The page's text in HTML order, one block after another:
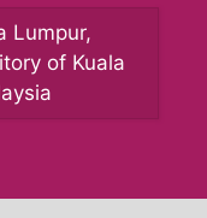
Lumpur,
of Kuala